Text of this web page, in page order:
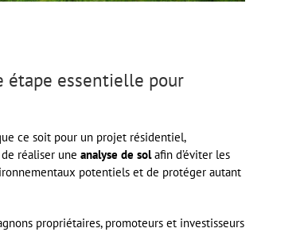
étape essentielle pour
ce soit pour un projet résidentiel,
réaliser une analyse de solafin d’éviter les
potentiels et de protéger autant
propriétaires, promoteurs et investisseurs